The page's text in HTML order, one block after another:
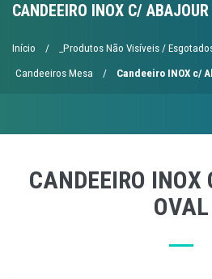
CANDEEIRO INOX C/
Início / _Produtos Não Visíveis /
Candeeiros Mesa / Candeeiro INOX c/
CANDEEIRO
OVAL